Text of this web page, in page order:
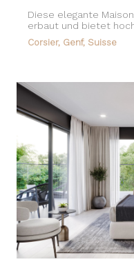
Diese elegante
erbaut und bietet
Corsier, Genf, Suisse